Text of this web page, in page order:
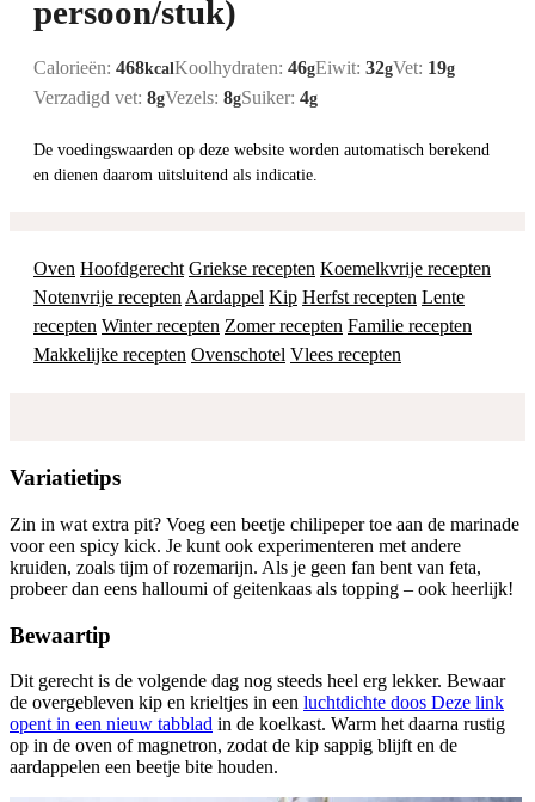
persoon/stuk)
Calorieën: 468kcalKoolhydraten: 46gEiwit: 32gVet: 19g
Verzadigd vet: 8gVezels: 8gSuiker: 4g
De voedingswaarden op deze website worden automatisch berekend
en dienen daarom uitsluitend als indicatie.
Oven Hoofdgerecht Griekse recepten Koemelkvrije recepten
Notenvrije recepten Aardappel Kip Herfst recepten Lente
recepten Winter recepten Zomer recepten Familie recepten
Makkelijke recepten Ovenschotel Vlees recepten
Variatietips
Zin in wat extra pit? Voeg een beetje chilipeper toe aan de marinade
voor een spicy kick. Je kunt ook experimenteren met andere
kruiden, zoals tijm of rozemarijn. Als je geen fan bent van feta,
probeer dan eens halloumi of geitenkaas als topping – ook heerlijk!
Bewaartip
Dit gerecht is de volgende dag nog steeds heel erg lekker. Bewaar
de overgebleven kip en krieltjes in een luchtdichte doos Deze link
opent in een nieuw tabblad in de koelkast. Warm het daarna rustig
op in de oven of magnetron, zodat de kip sappig blijft en de
aardappelen een beetje bite houden.